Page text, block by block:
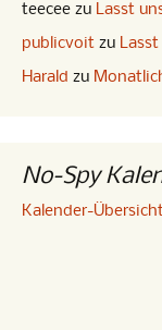
teecee zu Lasst
publicvoit zu
Harald zu
No-Spy
Kalender-